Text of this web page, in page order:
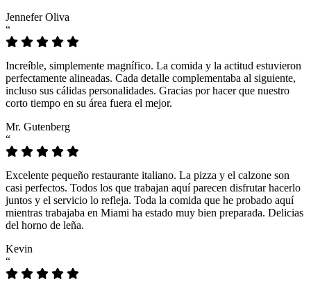
Jennefer Oliva
“
Increíble, simplemente magnífico. La comida y la actitud estuvieron
perfectamente alineadas. Cada detalle complementaba al siguiente,
incluso sus cálidas personalidades. Gracias por hacer que nuestro
corto tiempo en su área fuera el mejor.
Mr. Gutenberg
“
Excelente pequeño restaurante italiano. La pizza y el calzone son
casi perfectos. Todos los que trabajan aquí parecen disfrutar hacerlo
juntos y el servicio lo refleja. Toda la comida que he probado aquí
mientras trabajaba en Miami ha estado muy bien preparada. Delicias
del horno de leña.
Kevin
“